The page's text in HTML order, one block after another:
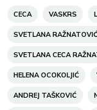
CECA VASKRS
SVETLANA RAŽNATOVIĆ
SVETLANA CECA
HELENA OCOKOLJIĆ
ANDREJ TAŠKOVIĆ